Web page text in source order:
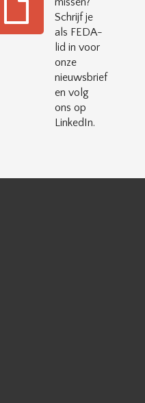
Schrijf je
als FEDA-
lid in voor
onze
nieuwsbrief
en volg
ons op
LinkedIn.